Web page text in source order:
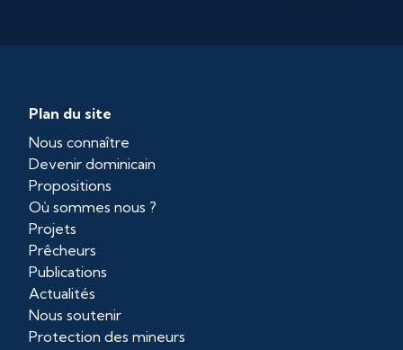
Plan du site
Nous connaître
Devenir dominicain
Propositions
Où sommes nous ?
Projets
Prêcheurs
Publications
Actualités
Nous soutenir
Protection des mineurs